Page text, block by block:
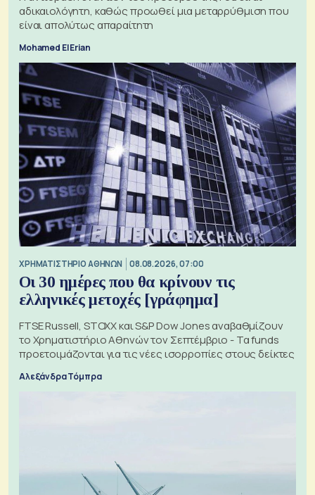
αδικαιολόγητη, καθώς προωθεί μια μεταρρύθμιση που
είναι απολύτως απαραίτητη
Mohamed El Erian
XΡΗΜΑΤΙΣΤΗΡΙΟ ΑΘΗΝΩΝ 08.08.2026, 07:00
Οι 30 ημέρες που θα κρίνουν τις
ελληνικές μετοχές [γράφημα]
FTSE Russell, STOXX και S&P Dow Jones αναβαθμίζουν
το Χρηματιστήριο Αθηνών τον Σεπτέμβριο - Τα funds
προετοιμάζονται για τις νέες ισορροπίες στους δείκτες
Αλεξάνδρα Τόμπρα